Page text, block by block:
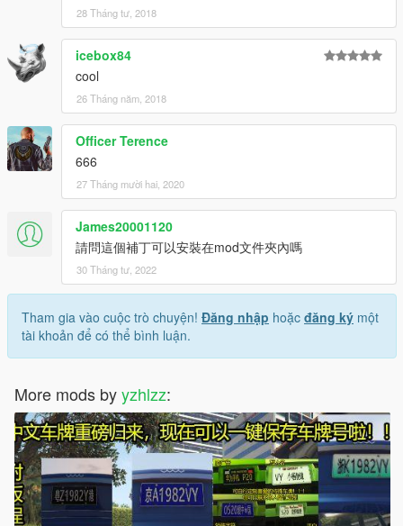
28 Tháng tư, 2018
icebox84
cool
26 Tháng năm, 2018
Officer Terence
666
27 Tháng mười hai, 2020
James20001120
請問這個補丁可以安裝在mod文件夾內嗎
30 Tháng tư, 2022
Tham gia vào cuộc trò chuyện! Đăng nhập hoặc đăng ký một
tài khoản để có thể bình luận.
More mods byyzhlzz: